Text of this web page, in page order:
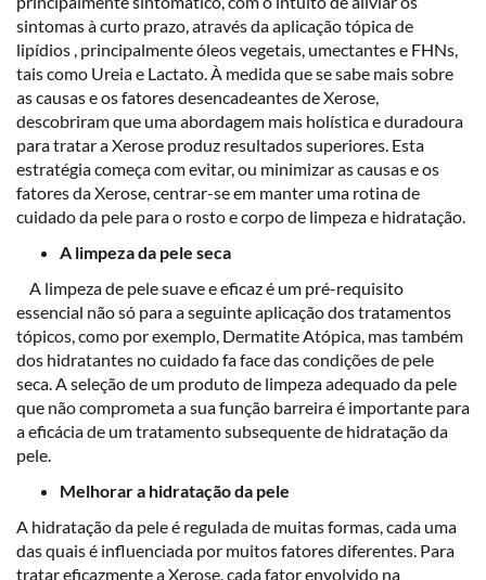
sintomas à curto prazo, através da aplicação tópica de
lipídios , principalmente óleos vegetais, umectantes e FHNs,
tais como Ureia e Lactato. À medida que se sabe mais sobre
as causas e os fatores desencadeantes de Xerose,
descobriram que uma abordagem mais holística e duradoura
para tratar a Xerose produz resultados superiores. Esta
estratégia começa com evitar, ou minimizar as causas e os
fatores da Xerose, centrar-se em manter uma rotina de
cuidado da pele para o rosto e corpo de limpeza e hidratação.
A limpeza da pele seca
A limpeza de pele suave e eficaz é um pré-requisito
essencial não só para a seguinte aplicação dos tratamentos
tópicos, como por exemplo, Dermatite Atópica, mas também
dos hidratantes no cuidado fa face das condições de pele
seca. A seleção de um produto de limpeza adequado da pele
que não comprometa a sua função barreira é importante para
a eficácia de um tratamento subsequente de hidratação da
pele.
Melhorar a hidratação da pele
A hidratação da pele é regulada de muitas formas, cada uma
das quais é influenciada por muitos fatores diferentes. Para
tratar eficazmente a Xerose, cada fator envolvido na